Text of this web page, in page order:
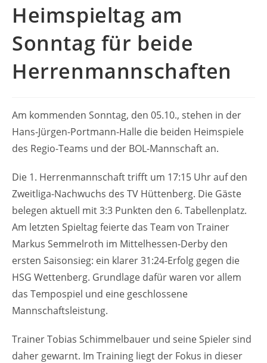
Heimspieltag am
Sonntag für beide
Herrenmannschaften
Am kommenden Sonntag, den 05.10., stehen in der
Hans-Jürgen-Portmann-Halle die beiden Heimspiele
des Regio-Teams und der BOL-Mannschaft an.
Die 1. Herrenmannschaft trifft um 17:15 Uhr auf den
Zweitliga-Nachwuchs des TV Hüttenberg. Die Gäste
belegen aktuell mit 3:3 Punkten den 6. Tabellenplatz.
Am letzten Spieltag feierte das Team von Trainer
Markus Semmelroth im Mittelhessen-Derby den
ersten Saisonsieg: ein klarer 31:24-Erfolg gegen die
HSG Wettenberg. Grundlage dafür waren vor allem
das Tempospiel und eine geschlossene
Mannschaftsleistung.
Trainer Tobias Schimmelbauer und seine Spieler sind
daher gewarnt. Im Training liegt der Fokus in dieser